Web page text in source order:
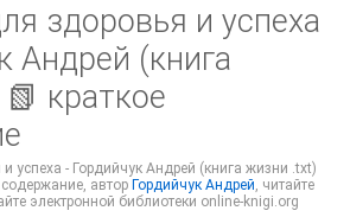
здоровья и успеха
Андрей (книга
краткое
успеха - Гордийчук Андрей (книга жизни .txt)
автор Гордийчук Андрей, читайте
электронной библиотеки online-knigi.org